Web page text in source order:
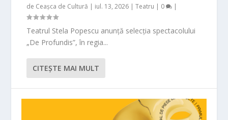
de Ceașca de Cultură | iul. 13, 2026 |Teatru | 0 |
Teatrul Stela Popescu anunță selecția spectacolului
„De Profundis”, în regia...
CITEŞTE MAI MULT